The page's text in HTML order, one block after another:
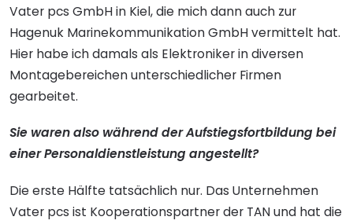
Vater pcs GmbH in Kiel, die mich dann auch zur
Hagenuk Marinekommunikation GmbH vermittelt hat.
Hier habe ich damals als Elektroniker in diversen
Montagebereichen unterschiedlicher Firmen
gearbeitet.
Sie waren also während der Aufstiegsfortbildung bei
einer Personaldienstleistung angestellt?
Die erste Hälfte tatsächlich nur. Das Unternehmen
Vater pcs ist Kooperationspartner der TAN und hat die